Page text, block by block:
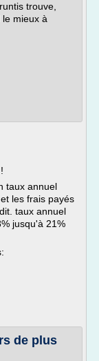
trouve,
mieux à
taux annuel
les frais payés
taux annuel
jusqu'à 21%
de plus